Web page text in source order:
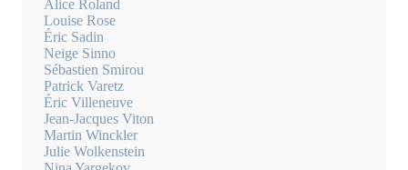
Alice Roland
Louise Rose
Éric Sadin
Neige Sinno
Sébastien Smirou
Patrick Varetz
Éric Villeneuve
Jean-Jacques Viton
Martin Winckler
Julie Wolkenstein